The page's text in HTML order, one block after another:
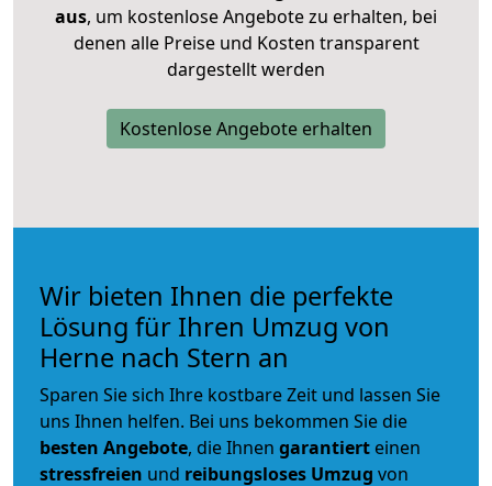
aus, um kostenlose Angebote zu erhalten, bei
denen alle Preise und Kosten transparent
dargestellt werden
Kostenlose Angebote erhalten
Wir bieten Ihnen die perfekte
Lösung für Ihren Umzug von
Herne nach Stern an
Sparen Sie sich Ihre kostbare Zeit und lassen Sie
uns Ihnen helfen. Bei uns bekommen Sie die
besten Angebote, die Ihnen garantiert einen
stressfreien und reibungsloses Umzug von